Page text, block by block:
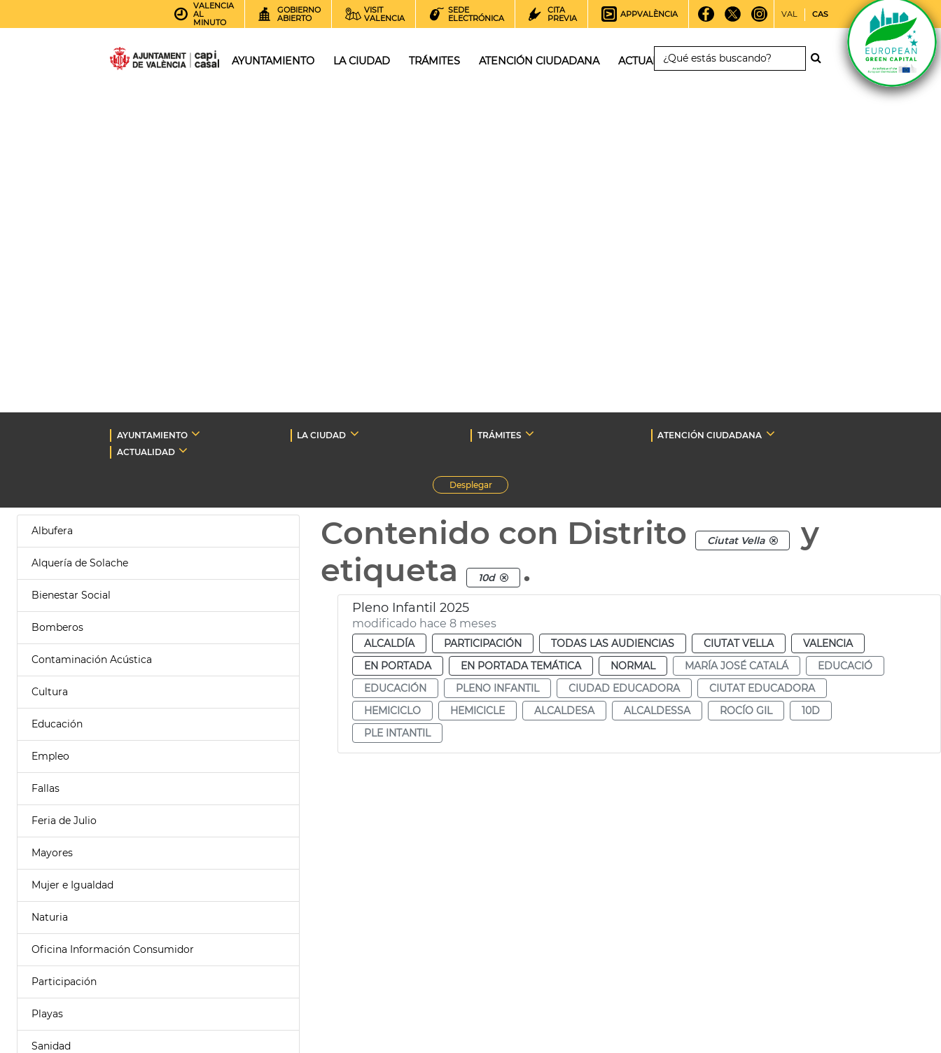
VALENCIA
AL
MINUTO
GOBIERNO
ABIERTO
VISIT
VALENCIA
SEDE
ELECTRÓNICA
CITA
PREVIA
APPVALÈNCIA VAL CAS
AYUNTAMIENTO LA CIUDAD TRÁMITES ATENCIÓN CIUDADANA ACTUALIDAD
AYUNTAMIENTO LA CIUDAD TRÁMITES
ATENCIÓN CIUDADANA
ACTUALIDAD
Desplegar
Albufera
Alquería de Solache
Bienestar Social
Bomberos
Contaminación Acústica
Cultura
Educación
Empleo
Fallas
Feria de Julio
Mayores
Mujer e Igualdad
Naturia
Oficina Información Consumidor
Participación
Playas
Sanidad
Contenido con Distrito Ciutat Vella
y
etiqueta
10d .
Pleno Infantil 2025
modificado hace 8 meses
ALCALDÍA PARTICIPACIÓN TODAS LAS AUDIENCIAS CIUTAT VELLA
VALENCIA
EN PORTADA
EN PORTADA TEMÁTICA NORMAL MARÍA JOSÉ CATALÁ
EDUCACIÓ
EDUCACIÓN
PLENO INFANTIL CIUDAD EDUCADORA
CIUTAT EDUCADORA
HEMICICLO
HEMICICLE ALCALDESA ALCALDESSA ROCÍO GIL
10D
PLE INTANTIL